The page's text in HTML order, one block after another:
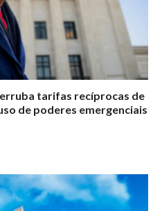
tarifas recíprocas de
de poderes emergenciais